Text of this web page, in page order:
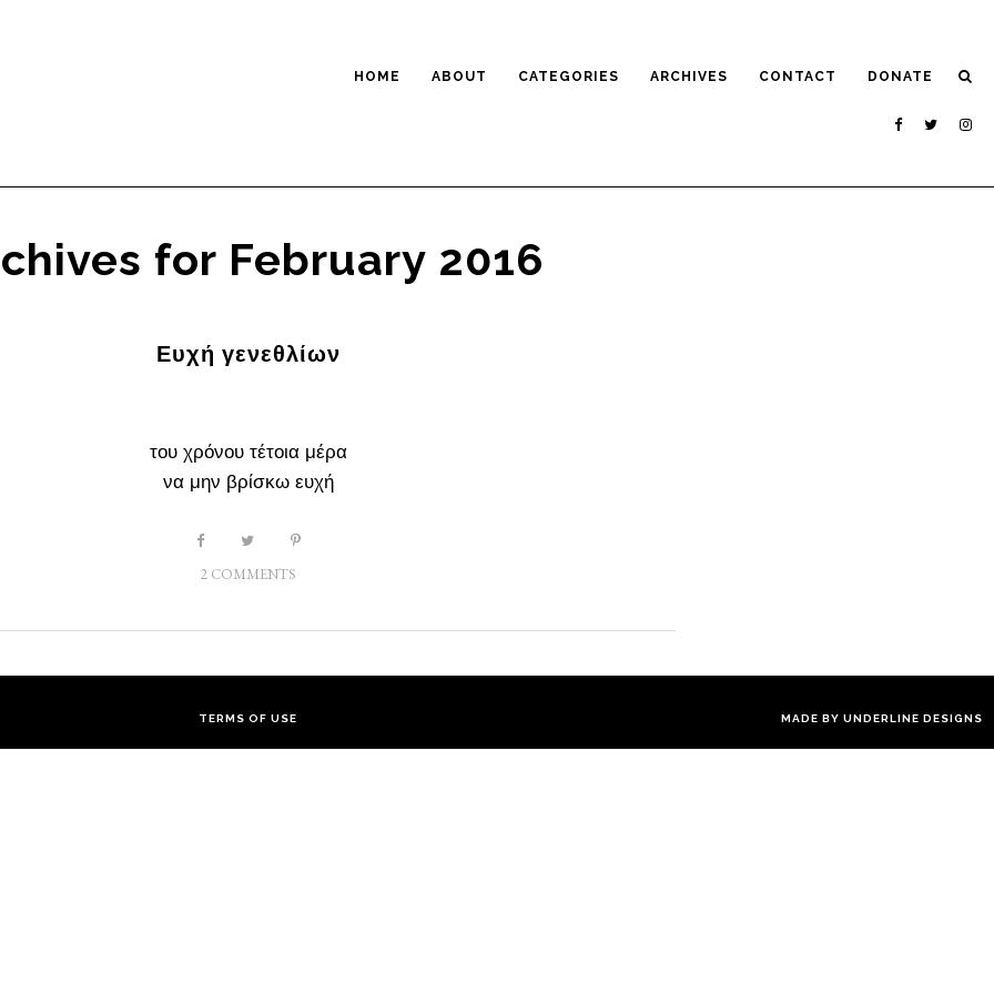
HOME ABOUT CATEGORIES ARCHIVES CONTACT DONATE
for February 2016
Ευχή γενεθλίων
του χρόνου τέτοια μέρα
να μην βρίσκω ευχή
2 COMMENTS
TERMS OF USE MADE BY UNDERLINE DESIGNS